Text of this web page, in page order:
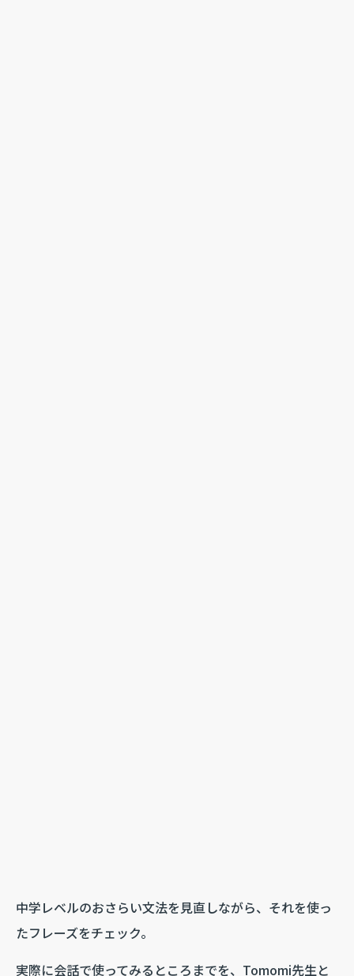
中学レベルのおさらい文法を見直しながら、それを使っ
たフレーズをチェック。
実際に会話で使ってみるところまでを、Tomomi先生と